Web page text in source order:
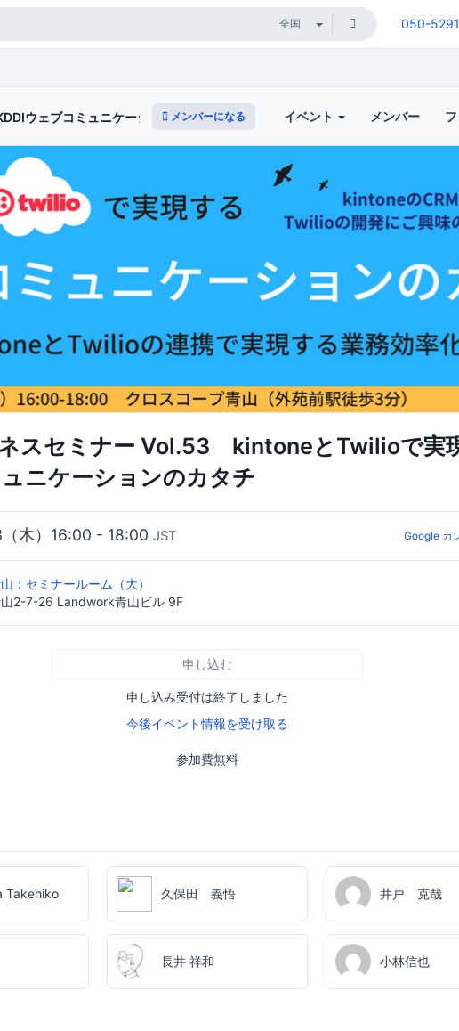
050-
ウェブコミュニケーションズ）メンバーになる イベント メンバー
スセミナー Vol.53 kintoneとTwilioで実
ニケーションのカタチ
木）16:00 - 18:00 JST Google カ
：セミナールーム（大）
2-7-26 Landwork青山ビル 9F
申し込む
申し込み受付は終了しました
今後イベント情報を受け取る
参加費無料
Takehiko 久保田 義悟 井戸 克哉
長井 祥和 小林信也